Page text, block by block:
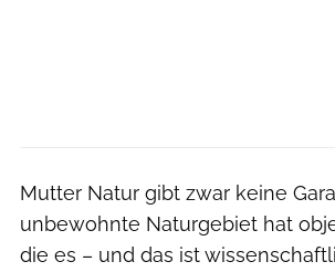
Mutter Natur gibt zwar keine
unbewohnte Naturgebiet hat
die es – und das ist